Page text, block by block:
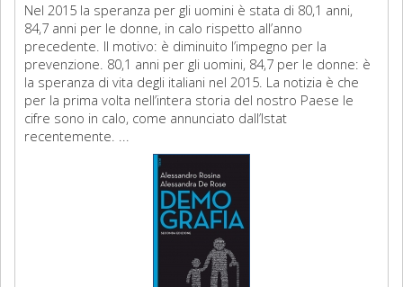
Nel 2015 la speranza per gli uomini è stata di 80,1 anni,
84,7 anni per le donne, in calo rispetto all’anno
precedente. Il motivo: è diminuito l’impegno per la
prevenzione. 80,1 anni per gli uomini, 84,7 per le donne: è
la speranza di vita degli italiani nel 2015. La notizia è che
per la prima volta nell’intera storia del nostro Paese le
cifre sono in calo, come annunciato dall’Istat
recentemente. ...